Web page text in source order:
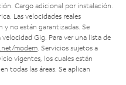
Cargo adicional por instalación.
Las velocidades reales
no están garantizadas. Se
Gig. Para ver una lista de
modem . Servicios sujetos a
vigentes, los cuales están
todas las áreas. Se aplican